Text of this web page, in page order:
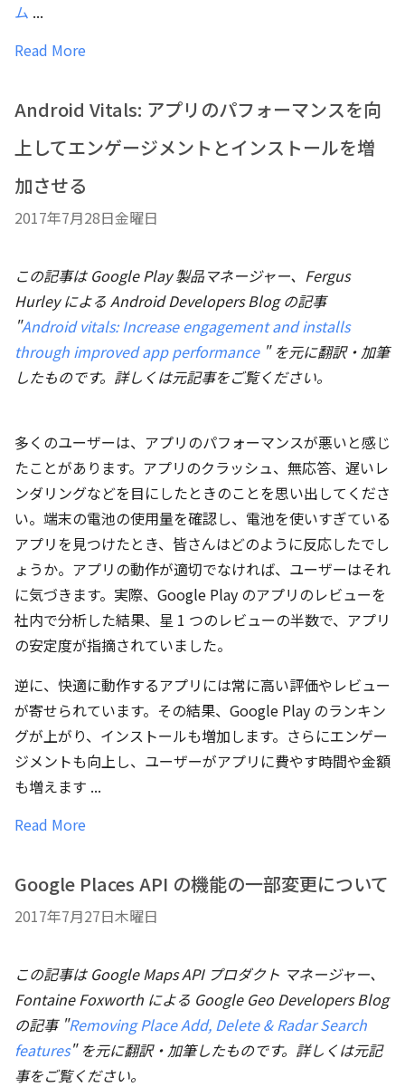
ム ...
Read More
Android Vitals: アプリのパフォーマンスを向
上してエンゲージメントとインストールを増
加させる
2017年7月28日金曜日
この記事は Google Play 製品マネージャー、Fergus
Hurley による Android Developers Blog の記事
"Android vitals: Increase engagement and installs
through improved app performance " を元に翻訳・加筆
したものです。詳しくは元記事をご覧ください。
多くのユーザーは、アプリのパフォーマンスが悪いと感じ
たことがあります。アプリのクラッシュ、無応答、遅いレ
ンダリングなどを目にしたときのことを思い出してくださ
い。端末の電池の使用量を確認し、電池を使いすぎている
アプリを見つけたとき、皆さんはどのように反応したでし
ょうか。アプリの動作が適切でなければ、ユーザーはそれ
に気づきます。実際、Google Play のアプリのレビューを
社内で分析した結果、星 1 つのレビューの半数で、アプリ
の安定度が指摘されていました。
逆に、快適に動作するアプリには常に高い評価やレビュー
が寄せられています。その結果、Google Play のランキン
グが上がり、インストールも増加します。さらにエンゲー
ジメントも向上し、ユーザーがアプリに費やす時間や金額
も増えます ...
Read More
Google Places API の機能の一部変更について
2017年7月27日木曜日
この記事は Google Maps API プロダクト マネージャー、
Fontaine Foxworth による Google Geo Developers Blog
の記事 "Removing Place Add, Delete & Radar Search
features" を元に翻訳・加筆したものです。詳しくは元記
事をご覧ください。